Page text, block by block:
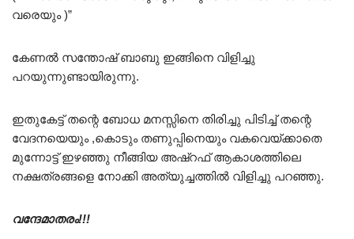
വരെയും )”
കേണൽ സന്തോഷ് ബാബു ഇങ്ങിനെ വിളിച്ചു
പറയുന്നുണ്ടായിരുന്നു.
ഇതുകേട്ട് തന്റെ ബോധ മനസ്സിനെ തിരിച്ചു പിടിച്ച് തന്റെ
വേദനയെയും ,കൊടും തണുപ്പിനെയും വകവെയ്ക്കാതെ
മുന്നോട്ട് ഇഴഞ്ഞു നീങ്ങിയ അഷ്റഫ് ആകാശത്തിലെ
നക്ഷത്രങ്ങളെ നോക്കി അത്യുച്ചത്തിൽ വിളിച്ചു പറഞ്ഞു.
വന്ദേമാതരം!!!